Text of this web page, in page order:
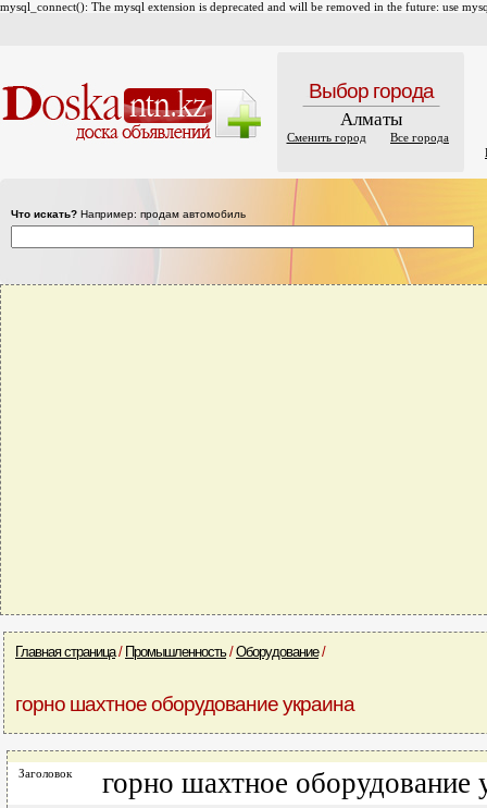
mysql_connect(): The mysql extension is deprecated and will be removed in the future: use
Выбор города
Алматы
Сменить город
Все города
Что искать? Например: продам автомобиль
Главная страница/ Промышленность/Оборудование/
горно шахтное оборудование украина
Заголовок горно шахтное оборудование